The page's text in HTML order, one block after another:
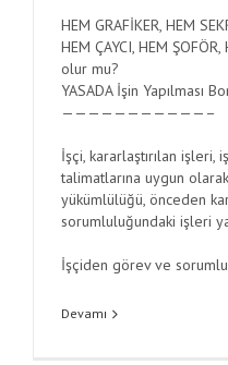
HEM GRAFİKER, HEM
HEM ÇAYCI, HEM
olur mu?
YASADA İşin Yapılması
———————————–
İşçi, kararlaştırılan
talimatlarına uygun
yükümlülüğü, önceden
sorumluluğundaki işleri
İşçiden görev ve
Devamı